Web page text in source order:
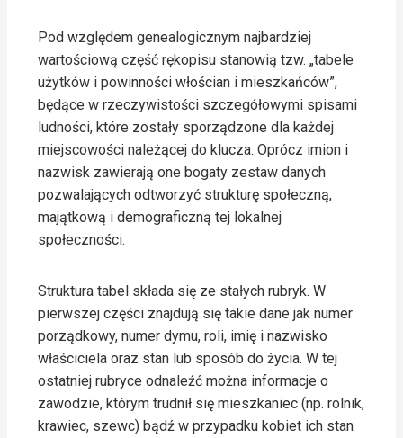
Pod względem genealogicznym najbardziej
wartościową część rękopisu stanowią tzw. „tabele
użytków i powinności włościan i mieszkańców”,
będące w rzeczywistości szczegółowymi spisami
ludności, które zostały sporządzone dla każdej
miejscowości należącej do klucza. Oprócz imion i
nazwisk zawierają one bogaty zestaw danych
pozwalających odtworzyć strukturę społeczną,
majątkową i demograficzną tej lokalnej
społeczności.
Struktura tabel składa się ze stałych rubryk. W
pierwszej części znajdują się takie dane jak numer
porządkowy, numer dymu, roli, imię i nazwisko
właściciela oraz stan lub sposób do życia. W tej
ostatniej rubryce odnaleźć można informacje o
zawodzie, którym trudnił się mieszkaniec (np. rolnik,
krawiec, szewc) bądź w przypadku kobiet ich stan